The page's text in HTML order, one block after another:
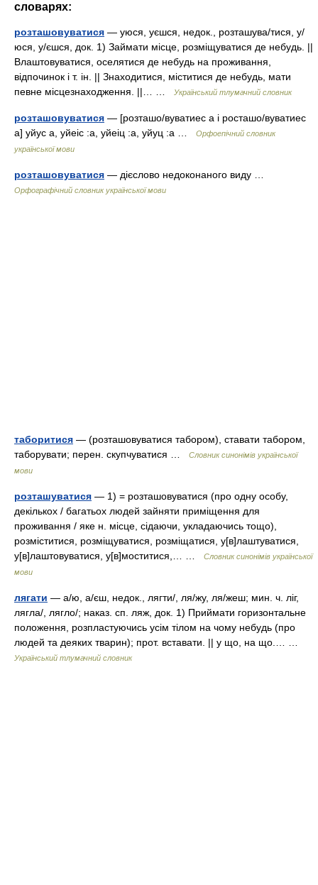
словарях:
розташовуватися — уюся, уєшся, недок., розташува/тися, у/
юся, у/єшся, док. 1) Займати місце, розміщуватися де небудь. ||
Влаштовуватися, оселятися де небудь на проживання,
відпочинок і т. ін. || Знаходитися, міститися де небудь, мати
певне місцезнаходження. ||… …
Український тлумачний словник
розташовуватися — [розташо/вуватиес а і росташо/вуватиес
а] уйус а, уйеіс :а, уйеіц :а, уйуц :а …
Орфоепічний словник
української мови
розташовуватися — дієслово недоконаного виду …
Орфографічний словник української мови
таборитися — (розташовуватися табором), ставати табором,
таборувати; перен. скупчуватися …
Словник синонімів української
мови
розташуватися — 1) = розташовуватися (про одну особу,
декількох / багатьох людей зайняти приміщення для
проживання / яке н. місце, сідаючи, укладаючись тощо),
розміститися, розміщуватися, розміщатися, у[в]лаштуватися,
у[в]лаштовуватися, у[в]моститися,… …
Словник синонімів української
мови
лягати — а/ю, а/єш, недок., лягти/, ля/жу, ля/жеш; мин. ч. ліг,
лягла/, лягло/; наказ. сп. ляж, док. 1) Приймати горизонтальне
положення, розпластуючись усім тілом на чому небудь (про
людей та деяких тварин); прот. вставати. || у що, на що.… …
Український тлумачний словник